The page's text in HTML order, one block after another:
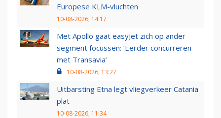
Europese KLM-vluchten
10-08-2026, 14:17
Met Apollo gaat easyJet zich op ander
segment focussen: ‘Eerder concurreren
met Transavia’
10-08-2026, 13:27
Uitbarsting Etna legt vliegverkeer Catania
plat
10-08-2026, 11:34